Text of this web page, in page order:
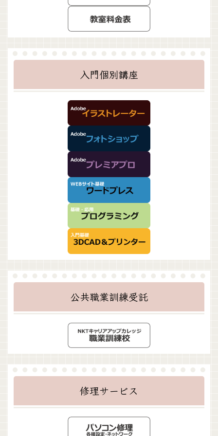
入門個別講座
公共職業訓練受託
修理サービス